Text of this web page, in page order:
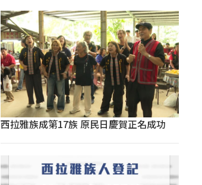
西拉雅族成第17族 原民日慶賀正名成功